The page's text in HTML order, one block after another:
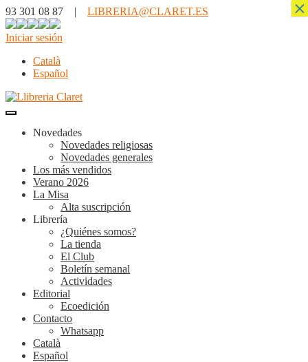
93 301 08 87 | LIBRERIA@CLARET.ES
Iniciar sesión
Català
Español
Novedades
Novedades religiosas
Novedades generales
Los más vendidos
Verano 2026
La Misa
Alta suscripción
Librería
¿Quiénes somos?
La tienda
El Club
Boletín semanal
Actividades
Editorial
Ecoedición
Contacto
Whatsapp
Català
Español
×